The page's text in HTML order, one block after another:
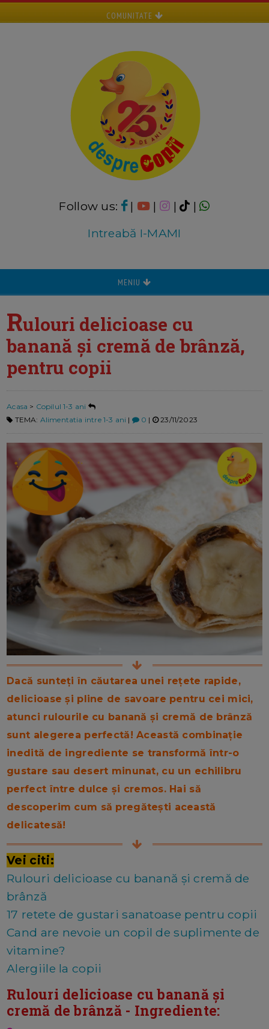
COMUNITATE
Follow us: | | |
|
Intreabă I-MAMI
MENIU
Rulouri delicioase cu
banană și cremă de brânză,
pentru copii
Acasa > Copilul 1-3 ani
TEMA: Alimentatia intre 1-3 ani | 0 | 23/11/2023
Dacă sunteți în căutarea unei rețete rapide,
delicioase și pline de savoare pentru cei mici,
atunci rulourile cu banană și cremă de brânză
sunt alegerea perfectă! Această combinație
inedită de ingrediente se transformă într-o
gustare sau desert minunat, cu un echilibru
perfect între dulce și cremos. Hai să
descoperim cum să pregătești această
delicatesă!
Vei citi:
Rulouri delicioase cu banană și cremă de
brânză
17 retete de gustari sanatoase pentru copii
Cand are nevoie un copil de suplimente de
vitamine?
Alergiile la copii
Rulouri delicioase cu banană și
cremă de brânză - Ingrediente: